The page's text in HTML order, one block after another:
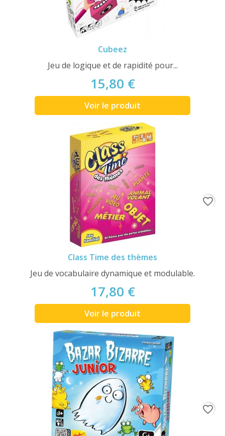
Cubeez
Jeu de logique et de rapidité pour...
15,80 €
Voir le produit
Class Time des thèmes
Jeu de vocabulaire dynamique et modulable.
17,80 €
Voir le produit
favorite_border
favorite_border